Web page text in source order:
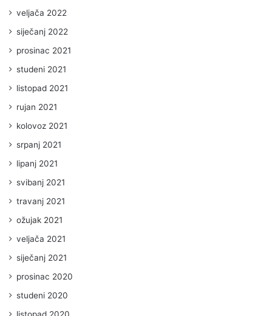
veljača 2022
siječanj 2022
prosinac 2021
studeni 2021
listopad 2021
rujan 2021
kolovoz 2021
srpanj 2021
lipanj 2021
svibanj 2021
travanj 2021
ožujak 2021
veljača 2021
siječanj 2021
prosinac 2020
studeni 2020